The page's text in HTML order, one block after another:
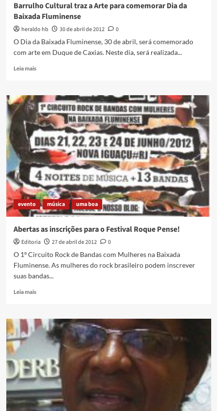
Barrulho Cultural traz a Arte para comemorar Dia da
Baixada Fluminense
heraldo hb 30 de abril de 2012
0
O Dia da Baixada Fluminense, 30 de abril, será comemorado
com arte em Duque de Caxias. Neste dia, será realizada...
Leia maisRead
Barrulho
Cultural
traz
a
Arte
para
comemorar
Dia
da
Baixada
Fluminense
evento música uma boa
Abertas as inscrições para o Festival Roque Pense!
Editoria 27 de abril de 2012
0
O 1º Circuito Rock de Bandas com Mulheres na Baixada
Fluminense. As mulheres do rock brasileiro podem inscrever
suas bandas...
Leia maisRead
Abertas
as
inscrições
Festival
Roque
Pense!